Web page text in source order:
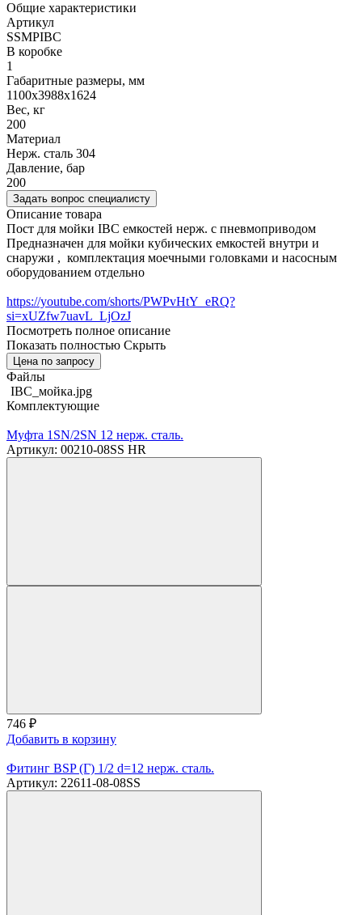
Общие характеристики
Артикул
SSMPIBC
В коробке
1
Габаритные размеры, мм
1100х3988х1624
Вес, кг
200
Материал
Нерж. сталь 304
Давление, бар
200
Задать вопрос специалисту
Описание товара
Пост для мойки IBC емкостей нерж. с пневмоприводом
Предназначен для мойки кубических емкостей внутри и
снаружи , комплектация моечными головками и насосным
оборудованием отдельно
https://youtube.com/shorts/PWPvHtY_eRQ?
si=xUZfw7uavL_LjOzJ
Посмотреть полное описание
Показать полностью Скрыть
Цена по запросу
Файлы
IBC_мойка.jpg
Комплектующие
Mуфта 1SN/2SN 12 нерж. сталь.
Артикул: 00210-08SS HR
746 ₽
Добавить в корзину
Фитинг BSP (Г) 1/2 d=12 нерж. сталь.
Артикул: 22611-08-08SS